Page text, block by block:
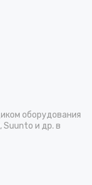
оборудования
Suunto и др. в